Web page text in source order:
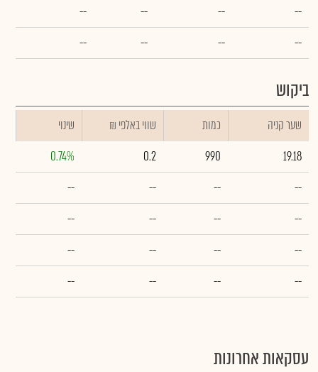
--
--
--
--
--
--
--
--
ביקוש
שער קניה כמות ₪ שווי באלפי
שינוי
19.18
990
0.2
0.74%
--
--
--
--
--
--
--
--
--
--
--
--
--
--
--
--
עסקאות אחרונות